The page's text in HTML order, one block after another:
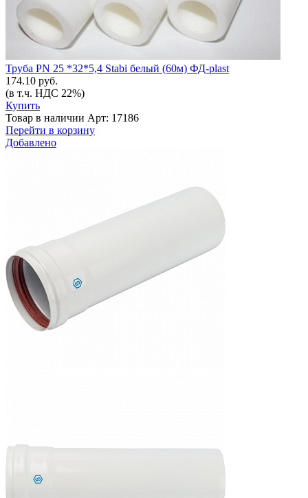
Труба PN 25 *32*5,4 Stabi белый (60м) ФД-plast
174.10 руб.
(в т.ч. НДС 22%)
Купить
Товар в наличии Арт: 17186
Перейти в корзину
Добавлено